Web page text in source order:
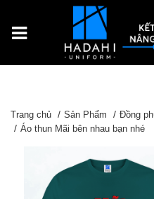
Trang chủ Sản Phẩm
Đồng
Áo thun Mãi bên nhau bạn nhé